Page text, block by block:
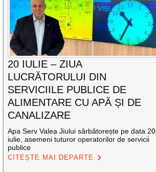
20 IULIE – ZIUA
LUCRĂTORULUI DIN
SERVICIILE PUBLICE DE
ALIMENTARE CU APĂ ȘI DE
CANALIZARE
Apa Serv Valea Jiului sărbătorește pe data 20
iulie, asemeni tuturor operatorilor de servicii
publice
CITEȘTE MAI DEPARTE